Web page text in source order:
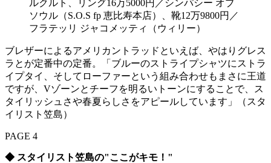
ルクルト、リング16万5000円／シンパシー オブ
ソウル（S.O.S fp 恵比寿本店）、靴12万9800円／
フラテッリ ジャコメッティ（ウィリー）
ブレザーによるアメリカントラッドといえば、やはりグレス
ラとが定番中の定番。「ブルーのストライプシャツにストラ
イプタイ、そしてローファーという組み合わせもまさに王道
ですが、Vゾーンとチーフを明るいトーンにすることで、ス
タイリッシュさや春夏らしさをアピールしています」（スタ
イリスト笠島）
PAGE 4
◆ スタイリスト笠島の"ここがキモ！"